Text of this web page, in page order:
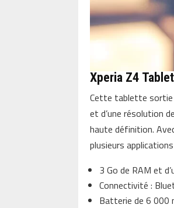
Xperia Z4 Tablet
Cette tablette sortie
et d’une résolution
haute définition.
plusieurs
3 Go de RAM et
Connectivité :
Batterie de 6 000